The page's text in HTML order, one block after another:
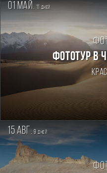
01 май. 11 дней
ФОТОТУР В
15 авг. 9 дней